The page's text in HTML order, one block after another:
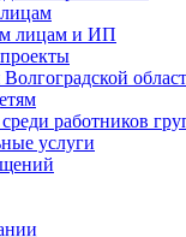
лицам и ИП
среди работников
услуги